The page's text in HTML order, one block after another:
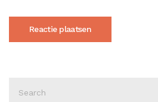
for: